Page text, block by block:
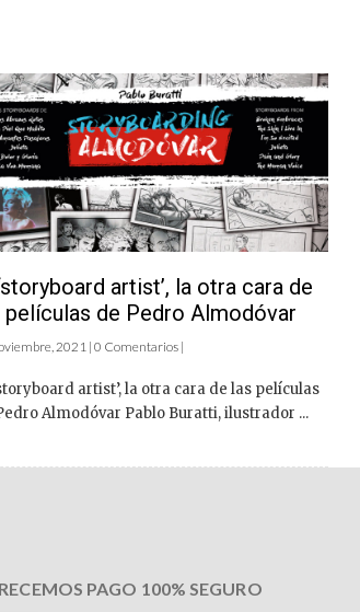
artist’, la otra cara de
películas de Pedro Almodóvar
2021 | 0 Comentarios |
artist’, la otra cara de las películas
Almodóvar Pablo Buratti, ilustrador ...
PAGO 100% SEGURO